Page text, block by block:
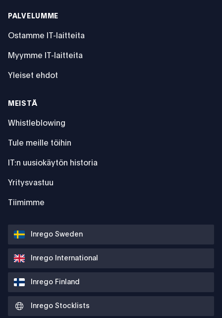
PALVELUMME
Ostamme IT-laitteita
Myymme IT-laitteita
Yleiset ehdot
MEISTÄ
Whistleblowing
Tule meille töihin
IT:n uusiokäytön historia
Yritysvastuu
Tiimimme
Inrego Sweden
Inrego International
Inrego Finland
Inrego Stocklists